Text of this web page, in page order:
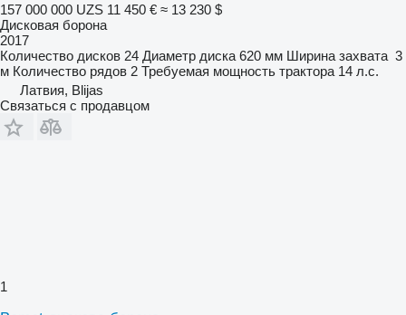
157 000 000 UZS 11 450 € ≈ 13 230 $
Дисковая борона
2017
Количество дисков 24 Диаметр диска 620 мм Ширина захвата 3
м Количество рядов 2 Требуемая мощность трактора 14 л.с.
Латвия, Blijas
Связаться с продавцом
1